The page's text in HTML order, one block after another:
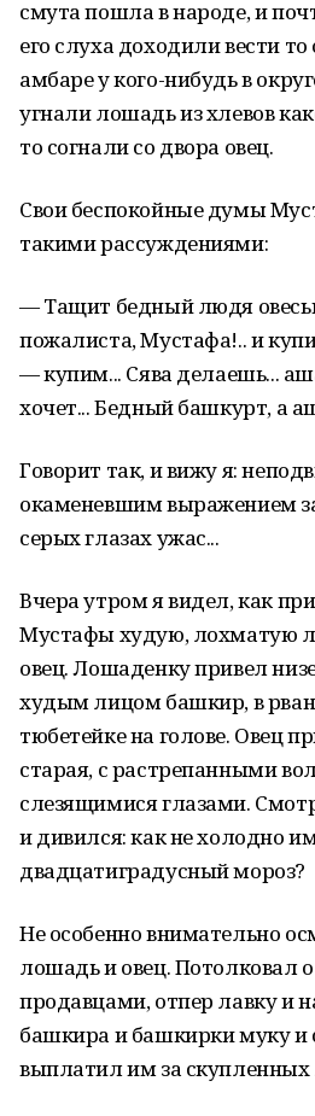
смута пошла в народе, и
его слуха доходили вести
амбаре у кого-нибудь в
угнали лошадь из хлевов
то согнали со двора овец.
Свои беспокойные думы
такими рассуждениями:
— Тащит бедный людя
пожалиста, Мустафа!.. и
— купим... Сява делаешь...
хочет... Бедный башкурт, а
Говорит так, и вижу я:
окаменевшим выражением
серых глазах ужас...
Вчера утром я видел, как
Мустафы худую, лохматую
овец. Лошаденку привел
худым лицом башкир, в
тюбетейке на голове. Овец
старая, с растрепанными
слезящимися глазами.
и дивился: как не холодно
двадцатиградусный мороз?
Не особенно внимательно
лошадь и овец. Потолковал
продавцами, отпер лавку и
башкира и башкирки муку и
выплатил им за скупленных